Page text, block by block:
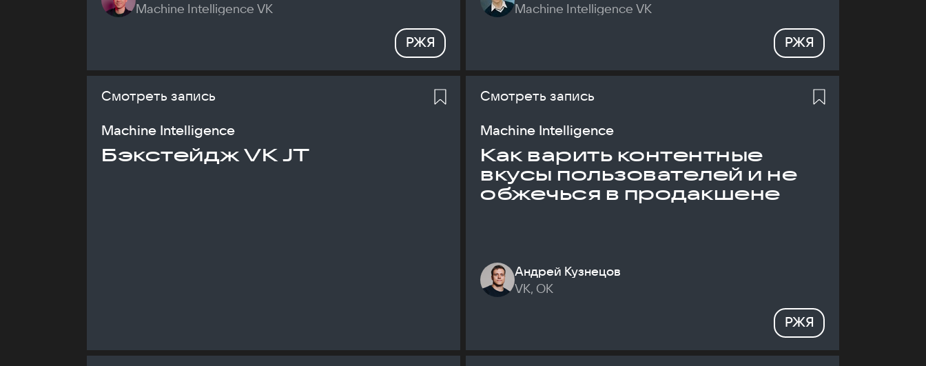
Machine Intelligence VK
РЖЯ
Machine Intelligence VK
РЖЯ
Смотреть запись
Machine Intelligence
Бэкстейдж VK JT
Смотреть запись
Machine Intelligence
Как варить контентные
вкусы пользователей и не
обжечься в продакшене
Андрей Кузнецов
VK, ОК
РЖЯ